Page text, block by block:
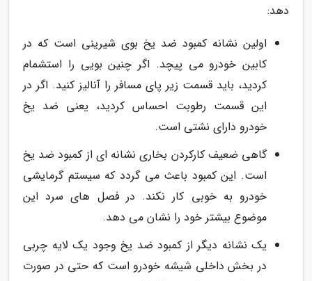
دهد:
اولین نشانه کمبود ضد یخ بوی شیرینی است که در
کابین خودرو می پیچد. اگر چنین بویی را استشمام
کردید، باید قسمت زیر پای مسافر را آنالیز کنید. اگر در
این قسمت رطوبت احساس کردید، یعنی ضد یخ
خودرو دارای نشتی است.
گاهی ضعیف کارکردن بخاری نشانه ای از کمبود ضد یخ
است. این کمبود باعث می گردد که سیستم گرمایشی
خودرو به خوبی کار نکند. در فصل های سرد این
موضوع بیشتر خود را نشان می دهد.
یک نشانه دیگر از کمبود ضد یخ وجود یک لایه چربی
در بخش داخلی شیشه خودرو است که حتی در صورت